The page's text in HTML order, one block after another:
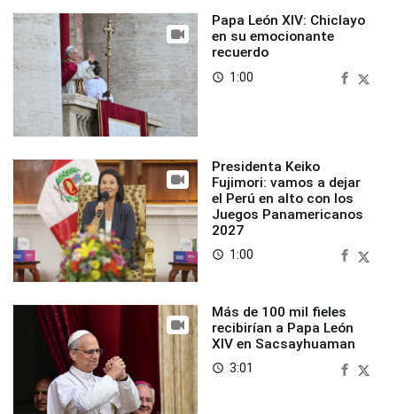
Papa León XIV: Chiclayo
en su emocionante
recuerdo
access_time 1:00
Presidenta Keiko
Fujimori: vamos a dejar
el Perú en alto con los
Juegos Panamericanos
2027
access_time 1:00
Más de 100 mil fieles
recibirían a Papa León
XIV en Sacsayhuaman
access_time 3:01